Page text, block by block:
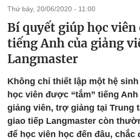
thứ bảy, 20/06/2020 - 11:00
Bí quyết giúp học
tiếng Anh của giảng
Langmaster
Không chỉ thiết lập một hệ
học viên được “tắm” tiếng
giảng viên, trợ giảng tại Trung
giao tiếp Langmaster còn
để học viên học đến đâu, chắc